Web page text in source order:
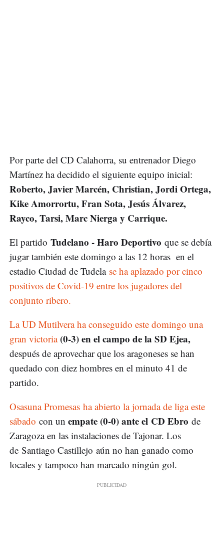
Por parte del CD Calahorra, su entrenador Diego
Martínez ha decidido el siguiente equipo inicial:
Roberto, Javier Marcén, Christian, Jordi Ortega,
Kike Amorrortu, Fran Sota, Jesús Álvarez,
Rayco, Tarsi, Marc Nierga y Carrique.
El partido Tudelano - Haro Deportivo que se debía
jugar también este domingo a las 12 horas en el
estadio Ciudad de Tudela se ha aplazado por cinco
positivos de Covid-19 entre los jugadores del
conjunto ribero.
La UD Mutilvera ha conseguido este domingo una
gran victoria (0-3) en el campo de la SD Ejea,
después de aprovechar que los aragoneses se han
quedado con diez hombres en el minuto 41 de
partido.
Osasuna Promesas ha abierto la jornada de liga este
sábado con un empate (0-0) ante el CD Ebro de
Zaragoza en las instalaciones de Tajonar. Los
de Santiago Castillejo aún no han ganado como
locales y tampoco han marcado ningún gol.